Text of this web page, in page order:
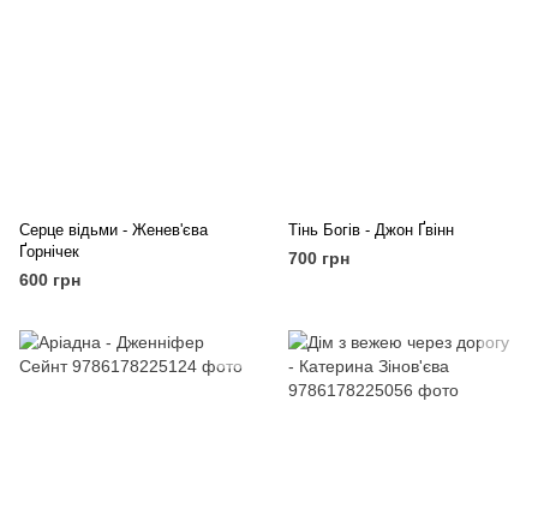
Серце відьми - Женев'єва
Ґорнічек
600 грн
Тінь Богів - Джон Ґвінн
700 грн